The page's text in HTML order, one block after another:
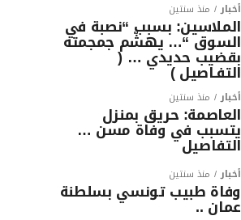
أخبار منذ سنتين
الملاسين: بسبب “نصبة في
السوق “… يهشّم جمجمته
بقضيب حديدي … (
التفـاصيل )
أخبار منذ سنتين
العاصمة: حريق بمنزل
يتسبب في وفاة مسن …
التفاصيل
أخبار منذ سنتين
وفاة طبيب تونسي بسلطنة
عمان ..